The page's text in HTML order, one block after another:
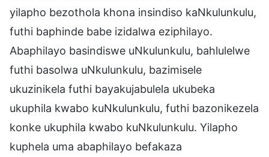
yilapho bezothola khona insindiso kaNkulunkulu,
futhi baphinde babe izidalwa eziphilayo.
Abaphilayo basindiswe uNkulunkulu, bahlulelwe
futhi basolwa uNkulunkulu, bazimisele
ukuzinikela futhi bayakujabulela ukubeka
ukuphila kwabo kuNkulunkulu, futhi bazonikezela
konke ukuphila kwabo kuNkulunkulu. Yilapho
kuphela uma abaphilayo befakaza